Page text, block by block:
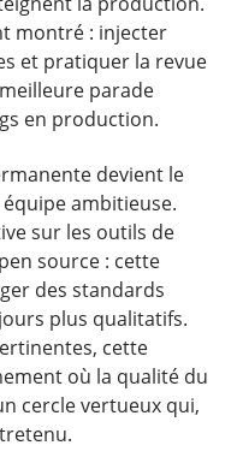
montré : injecter
et pratiquer la revue
parade
en production.
devient le
ambitieuse.
sur les outils de
source : cette
des standards
plus qualitatifs.
cette
où la qualité du
cercle vertueux qui,